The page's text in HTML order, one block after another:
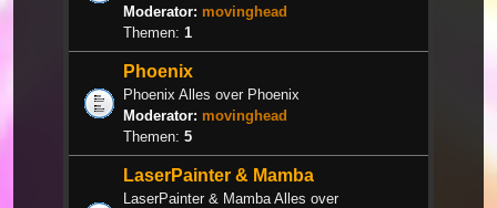
Moderator: movinghead
Themen: 1
Phoenix
Phoenix Alles over Phoenix
Moderator: movinghead
Themen: 5
LaserPainter & Mamba
LaserPainter & Mamba Alles over